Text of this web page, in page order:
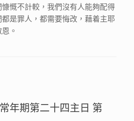
慷慨不計較，我們沒有人能夠配得
都是罪人，都需要悔改，藉着主耶
。
年期第二十四主日 第